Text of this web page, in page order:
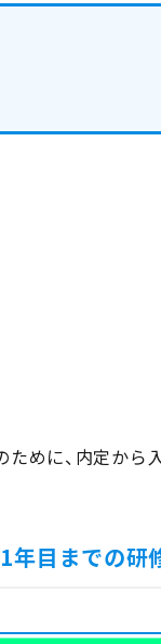
めに、内定から
年目までの研